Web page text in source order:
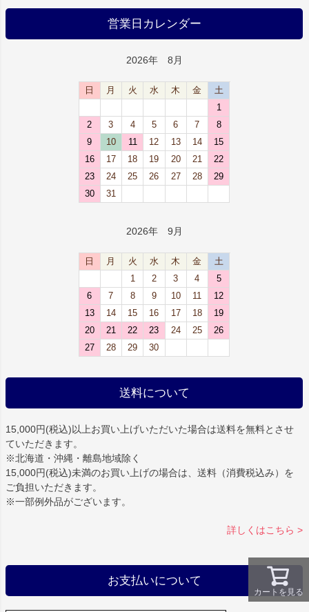
カートを見る
営業日カレンダー
2026年 8月
日 月 火 水 木 金
土
1
2
3 4 5 6 7
8
9
10 11 12 13 14
15
16
17 18 19 20 21
22
23
24 25 26 27 28
29
30
31
2026年 9月
日 月 火 水 木 金
土
1
2 3 4
5
6
7 8 9 10 11
12
13
14 15 16 17 18
19
20
21 22 23 24 25
26
27
28 29 30
送料について
15,000円(税込)以上お買い上げいただいた場合は送料を無料とさせ
ていただきます。
※北海道・沖縄・離島地域除く
15,000円(税込)未満のお買い上げの場合は、送料（消費税込み）を
ご負担いただきます。
※一部例外品がございます。
詳しくはこちら >
お支払いについて